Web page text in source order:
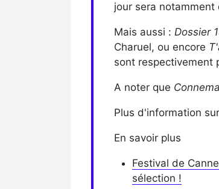
jour sera notamment
Mais aussi : Dossier
Charuel, ou encore
sont respectivement
A noter que
Plus d'information
En savoir plus
Festival de
sélection !